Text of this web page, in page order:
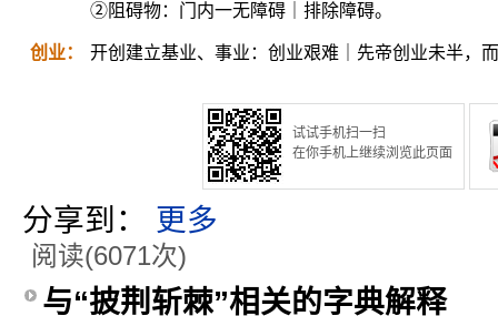
②阻碍物：门内一无障碍｜排除障碍。
创业： 开创建立基业、事业：创业艰难｜先帝创业未半，
试试手机扫一扫
在你手机上继续浏览此页面
分享到： 更多
阅读(6071次)
与“披荆斩棘”相关的字典解释